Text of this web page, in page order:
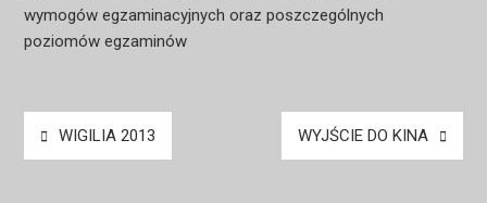
wymogów egzaminacyjnych oraz poszczególnych
poziomów egzaminów
Nawigacja
wpisu
WIGILIA 2013 WYJŚCIE DO KINA